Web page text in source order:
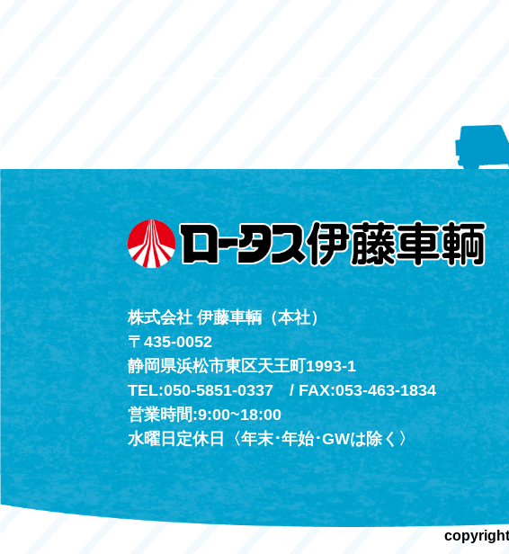
株式会社 伊藤車輌（本社）
〒435-0052
静岡県浜松市東区天王町1993-1
TEL:050-5851-0337 / FAX:053-463-1834
営業時間:9:00~18:00
水曜日定休日〈年末･年始･GWは除く〉